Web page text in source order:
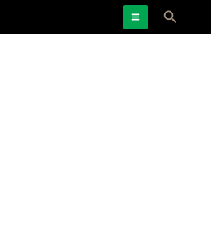
Buscar